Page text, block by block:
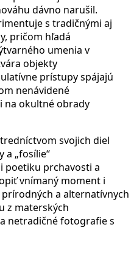
dávno narušil.
s tradičnými aj
pričom hľadá
umenia v
objekty
prístupy spájajú
nenávidené
na okultné obrady
svojich diel
a „fosílie“
poetiku prchavosti a
vnímaný moment i
a alternatívnych
z materských
netradičné fotografie s